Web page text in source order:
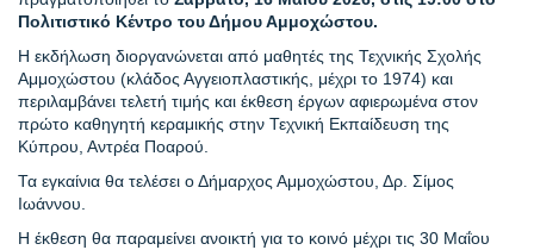
Πολιτιστικό Κέντρο του Δήμου Αμμοχώστου.
Η εκδήλωση διοργανώνεται από μαθητές της Τεχνικής Σχολής
Αμμοχώστου (κλάδος Αγγειοπλαστικής, μέχρι το 1974) και
περιλαμβάνει τελετή τιμής και έκθεση έργων αφιερωμένα στον
πρώτο καθηγητή κεραμικής στην Τεχνική Εκπαίδευση της
Κύπρου, Αντρέα Ποαρού.
Τα εγκαίνια θα τελέσει ο Δήμαρχος Αμμοχώστου, Δρ. Σίμος
Ιωάννου.
Η έκθεση θα παραμείνει ανοικτή για το κοινό μέχρι τις 30 Μαΐου